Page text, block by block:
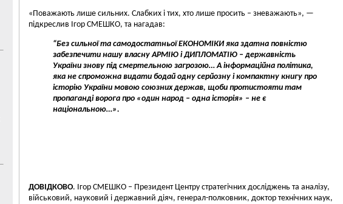
«Поважають лише сильних. Слабких і тих, хто лише просить – зневажають», —
підкреслив Ігор СМЕШКО, та нагадав:
“Без сильної та самодостатньої ЕКОНОМІКИ яка здатна повністю
забезпечити нашу власну АРМІЮ і ДИПЛОМАТІЮ – державність
України знову під смертельною загрозою… А інформаційна політика,
яка не спроможна видати бодай одну серйозну і компактну книгу про
історію України мовою союзних держав, щоби протистояти там
пропаганді ворога про «один народ – одна історія» – не є
національною…».
ДОВІДКОВО. Ігор СМЕШКО – Президент Центру стратегічних досліджень та аналізу,
військовий, науковий і державний діяч, генерал-полковник, доктор технічних наук,